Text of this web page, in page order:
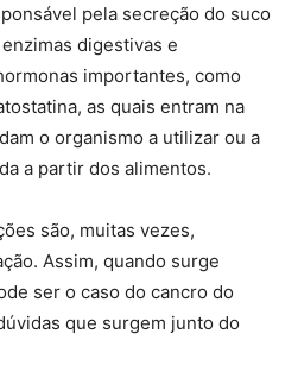
pela secreção do suco
digestivas e
importantes, como
as quais entram na
o organismo a utilizar ou a
a partir dos alimentos.
são, muitas vezes,
Assim, quando surge
ser o caso do cancro do
que surgem junto do